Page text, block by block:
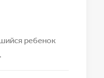
ребенок